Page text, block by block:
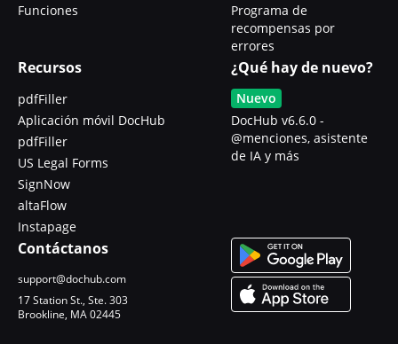
Funciones
Programa de
recompensas por
errores
Recursos
pdfFiller
Aplicación móvil DocHub
pdfFiller
US Legal Forms
SignNow
altaFlow
Instapage
¿Qué hay de nuevo?
Nuevo
DocHub v6.6.0 -
@menciones, asistente
de IA y más
Contáctanos
support@dochub.com
17 Station St., Ste. 303
Brookline, MA 02445